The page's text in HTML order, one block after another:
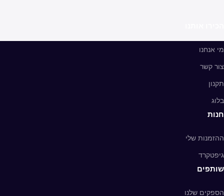
מי אנחנו
צור קשר
תקנון
בלוג
חנות
ההזמנות שלי
גיפטקרד
שותפים
הספקים שלנו